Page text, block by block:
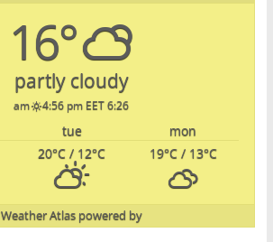
16°
partly cloudy
6:26 am
4:56 pm EET
mon
tue
19°C/ 13°C
20°C / 12°C
powered by
Weather Atlas